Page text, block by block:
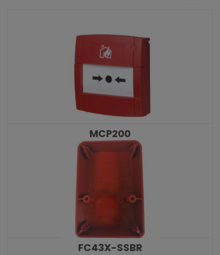
MCP200
KATALOŠKI BROJ: 10475
FC43X-SSBR